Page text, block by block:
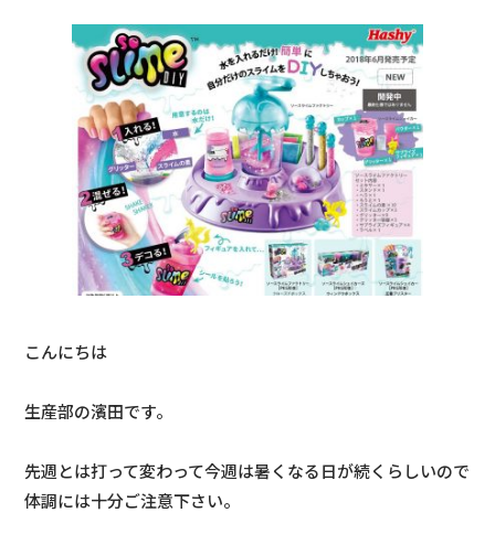
こんにちは
生産部の濱田です。
先週とは打って変わって今週は暑くなる日が続くらしいので
体調には十分ご注意下さい。